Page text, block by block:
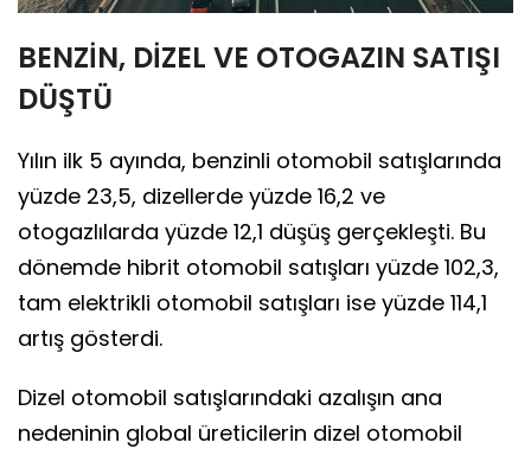
BENZİN, DİZEL VE OTOGAZIN SATIŞI
DÜŞTÜ
Yılın ilk 5 ayında, benzinli otomobil satışlarında
yüzde 23,5, dizellerde yüzde 16,2 ve
otogazlılarda yüzde 12,1 düşüş gerçekleşti. Bu
dönemde hibrit otomobil satışları yüzde 102,3,
tam elektrikli otomobil satışları ise yüzde 114,1
artış gösterdi.
Dizel otomobil satışlarındaki azalışın ana
nedeninin global üreticilerin dizel otomobil